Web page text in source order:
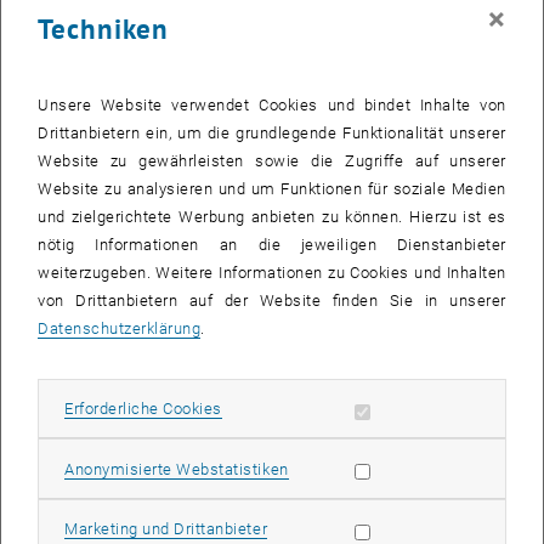
Subseiten von
persönlichen Anlaufstelle für Erstis (Anmerkung: gängige Abkürzung
aber auch sich mit Gleichgesinnten zu vernetzen.“ erklärt Max.
Matthias ergänzt: „Ich studiere sehr gerne an der TU Wien, bin
motiviert und möchte neben meiner Erfahrung auch gerne diese
Motivation und Freude an dem Studium weitergeben.“
Aber man muss auch mit Leib und Seele dabei sein, es wird den
Mentor_innen einiges abverlangt. Knapp 75 Stunden Aufwand pro
Semester müssen künftige Mentor_innen einplanen. Lorenz erinnert
plötzlich stehst du vor einer Gruppe junger Erwachsener, sollst vor
außerhalb meiner Komfortzone.“ Für Matthias war die größte
Herausforderung „den Balance-Akt zwischen Gruppenleiter und
Autorität habe ich bzw. will ich haben, für mich zu beantworten.
Programm, das heißt, man hat recht wenig Chance für die Treffen
Techniken
×
Unsere Website verwendet Cookies und bindet Inhalte von
Drittanbietern ein, um die grundlegende Funktionalität unserer
Website zu gewährleisten sowie die Zugriffe auf unserer
Website zu analysieren und um Funktionen für soziale Medien
und zielgerichtete Werbung anbieten zu können. Hierzu ist es
nötig Informationen an die jeweiligen Dienstanbieter
weiterzugeben. Weitere Informationen zu Cookies und Inhalten
von Drittanbietern auf der Website finden Sie in unserer
Datenschutzerklärung
Erforderliche Cookies Erforderliche Cookies zulassen
Anonymisierte WebstatistikenStatistik Cookies zulassen
Marketing und DrittanbieterMarketing Cookies zulassen